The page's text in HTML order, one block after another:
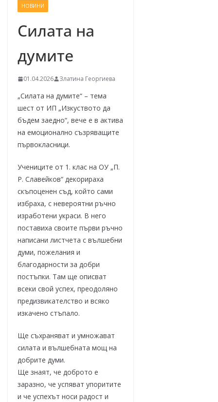
НОВИНИ
Силата на
думите
01.04.2026 Златина Георгиева
„Силата на думите“ – тема
шест от ИП „Изкуството да
бъдем заедно“, вече е в актива
на емоционално съзряващите
първокласници.
Учениците от 1. клас на ОУ „П.
Р. Славейков“ декорираха
скъпоценен съд, който сами
избраха, с невероятни ръчно
изработени украси. В него
поставиха своите първи ръчно
написани листчета с вълшебни
думи, пожелания и
благодарности за добри
постъпки. Там ще описват
всеки свой успех, преодоляно
предизвикателство и всяко
изкачено стъпало.
Ще съхраняват и умножават
силата и вълшебната мощ на
добрите думи.
Ще знаят, че доброто е
заразно, че успяват упоритите
и че успехът носи радост и